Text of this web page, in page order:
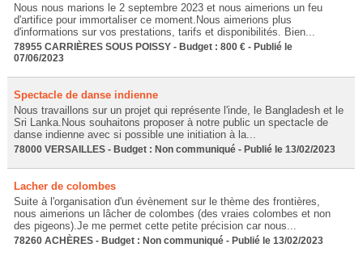
Nous nous marions le 2 septembre 2023 et nous aimerions un feu
d'artifice pour immortaliser ce moment.Nous aimerions plus
d'informations sur vos prestations, tarifs et disponibilités. Bien...
78955 CARRIÈRES SOUS POISSY - Budget : 800 € - Publié le
07/06/2023
Spectacle de danse indienne
Nous travaillons sur un projet qui représente l'inde, le Bangladesh et le
Sri Lanka.Nous souhaitons proposer à notre public un spectacle de
danse indienne avec si possible une initiation à la...
78000 VERSAILLES - Budget : Non communiqué - Publié le 13/02/2023
Lacher de colombes
Suite à l'organisation d'un évènement sur le thème des frontières,
nous aimerions un lâcher de colombes (des vraies colombes et non
des pigeons).Je me permet cette petite précision car nous...
78260 ACHÈRES - Budget : Non communiqué - Publié le 13/02/2023